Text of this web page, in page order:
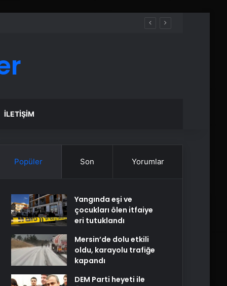
İLETIŞIM
Popüler Son Yorumlar
Yangında eşi ve
çocukları ölen itfaiye
eri tutuklandı
Mersin’de dolu etkili
oldu, karayolu trafiğe
kapandı
DEM Parti heyeti ile